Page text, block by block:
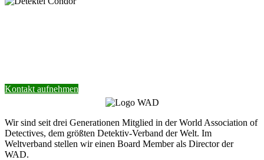
Kontakt aufnehmen
Wir sind seit drei Generationen Mitglied in der World Association of
Detectives, dem größten Detektiv-Verband der Welt. Im
Weltverband stellen wir einen Board Member als Director der
WAD.